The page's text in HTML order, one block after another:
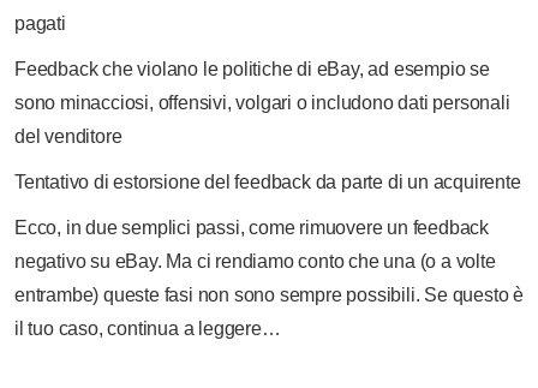
pagati
Feedback che violano le politiche di eBay, ad esempio se
sono minacciosi, offensivi, volgari o includono dati personali
del venditore
Tentativo di estorsione del feedback da parte di un acquirente
Ecco, in due semplici passi, come rimuovere un feedback
negativo su eBay. Ma ci rendiamo conto che una (o a volte
entrambe) queste fasi non sono sempre possibili. Se questo è
il tuo caso, continua a leggere…